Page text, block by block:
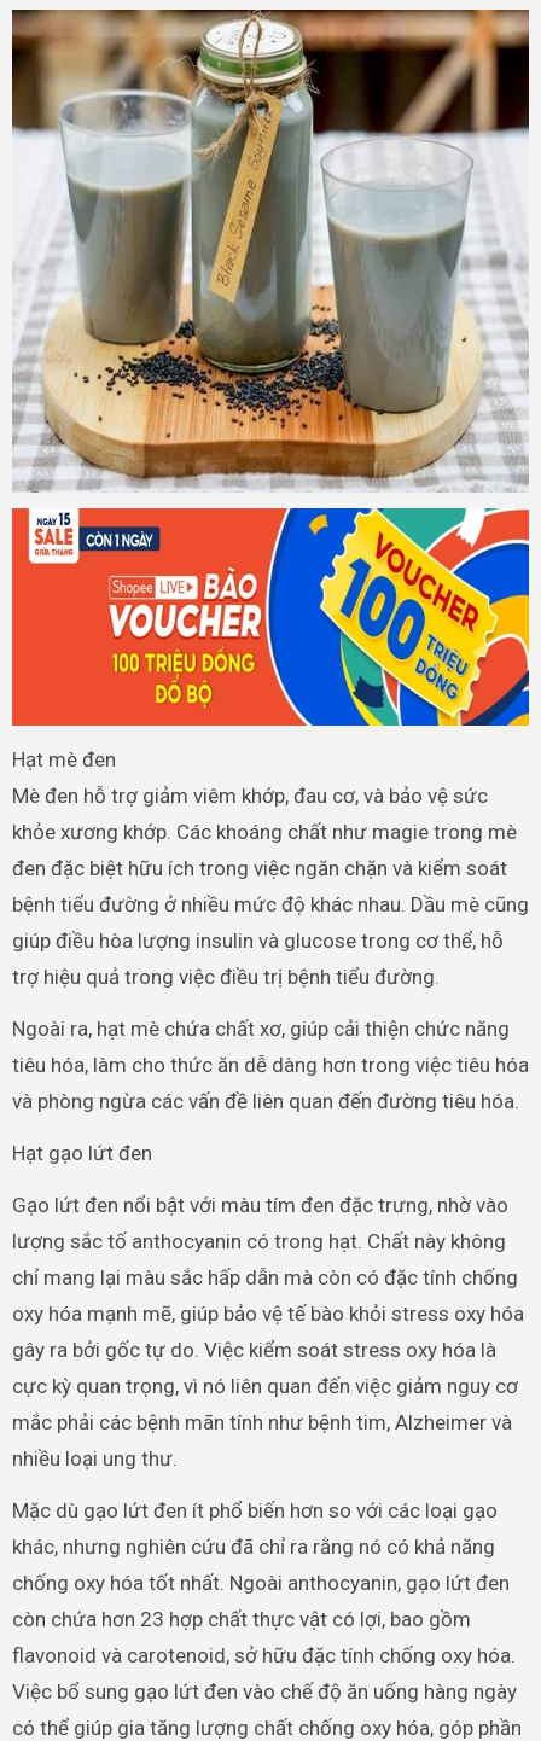
Hạt mè đen
Mè đen hỗ trợ giảm viêm khớp, đau cơ, và bảo vệ sức
khỏe xương khớp. Các khoáng chất như magie trong mè
đen đặc biệt hữu ích trong việc ngăn chặn và kiểm soát
bệnh tiểu đường ở nhiều mức độ khác nhau. Dầu mè cũng
giúp điều hòa lượng insulin và glucose trong cơ thể, hỗ
trợ hiệu quả trong việc điều trị bệnh tiểu đường.
Ngoài ra, hạt mè chứa chất xơ, giúp cải thiện chức năng
tiêu hóa, làm cho thức ăn dễ dàng hơn trong việc tiêu hóa
và phòng ngừa các vấn đề liên quan đến đường tiêu hóa.
Hạt gạo lứt đen
Gạo lứt đen nổi bật với màu tím đen đặc trưng, nhờ vào
lượng sắc tố anthocyanin có trong hạt. Chất này không
chỉ mang lại màu sắc hấp dẫn mà còn có đặc tính chống
oxy hóa mạnh mẽ, giúp bảo vệ tế bào khỏi stress oxy hóa
gây ra bởi gốc tự do. Việc kiểm soát stress oxy hóa là
cực kỳ quan trọng, vì nó liên quan đến việc giảm nguy cơ
mắc phải các bệnh mãn tính như bệnh tim, Alzheimer và
nhiều loại ung thư.
Mặc dù gạo lứt đen ít phổ biến hơn so với các loại gạo
khác, nhưng nghiên cứu đã chỉ ra rằng nó có khả năng
chống oxy hóa tốt nhất. Ngoài anthocyanin, gạo lứt đen
còn chứa hơn 23 hợp chất thực vật có lợi, bao gồm
flavonoid và carotenoid, sở hữu đặc tính chống oxy hóa.
Việc bổ sung gạo lứt đen vào chế độ ăn uống hàng ngày
có thể giúp gia tăng lượng chất chống oxy hóa, góp phần